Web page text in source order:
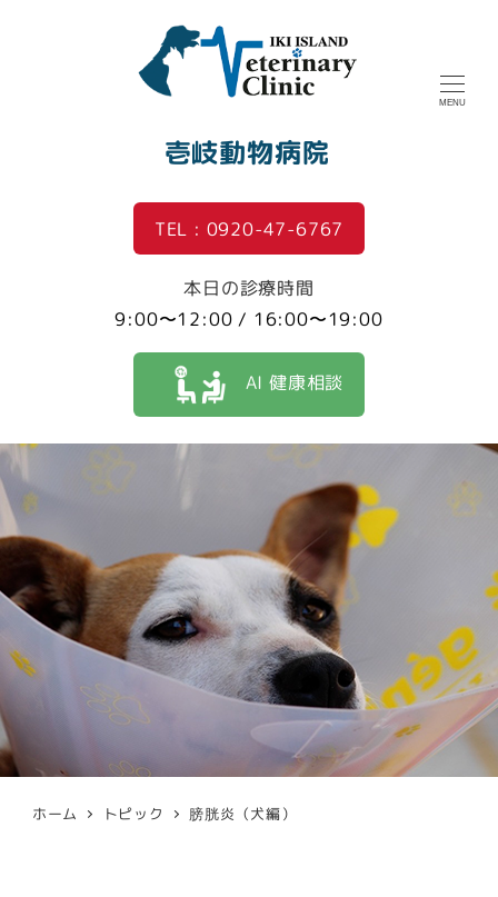
壱岐動物病院
MENU
TEL : 0920-47-6767
本日の診療時間
9:00〜12:00 / 16:00〜19:00
AI 健康相談
ホーム トピック 膀胱炎（犬編）